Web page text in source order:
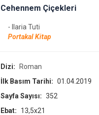
Cehennem Çiçekleri
- Ilaria Tuti
Portakal Kitap
Dizi:
Roman
İlk Basım Tarihi: 01.04.2019
Sayfa Sayısı: 352
Ebat:
13,5x21